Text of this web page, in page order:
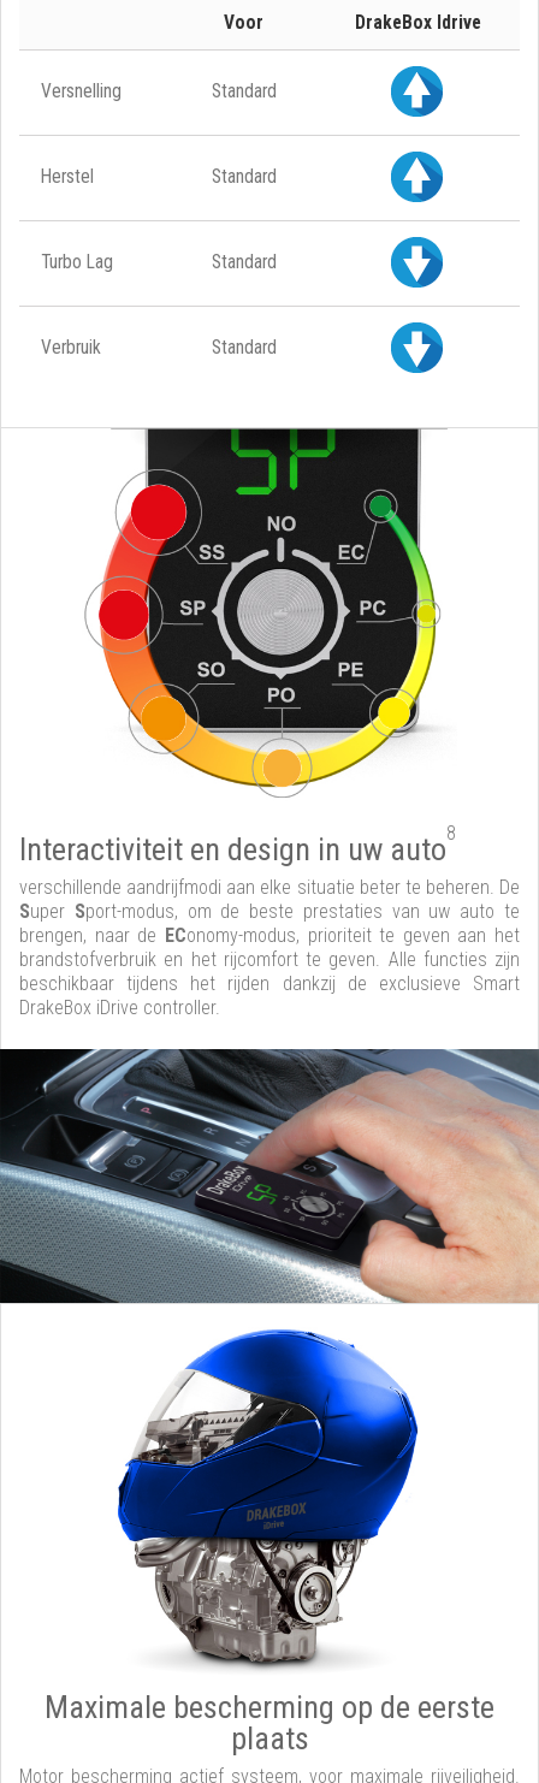
Voor DrakeBox Idrive
Versnelling Standard
Herstel Standard
Turbo Lag Standard
Verbruik Standard
Interactiviteit en design in uw auto8
verschillende aandrijfmodi aan elke situatie beter te beheren. De
Super Sport-modus, om de beste prestaties van uw auto te
brengen, naar de EConomy-modus, prioriteit te geven aan het
brandstofverbruik en het rijcomfort te geven. Alle functies zijn
beschikbaar tijdens het rijden dankzij de exclusieve Smart
DrakeBox iDrive controller.
Maximale bescherming op de eerste
plaats
Motor bescherming actief systeem, voor maximale rijveiligheid.